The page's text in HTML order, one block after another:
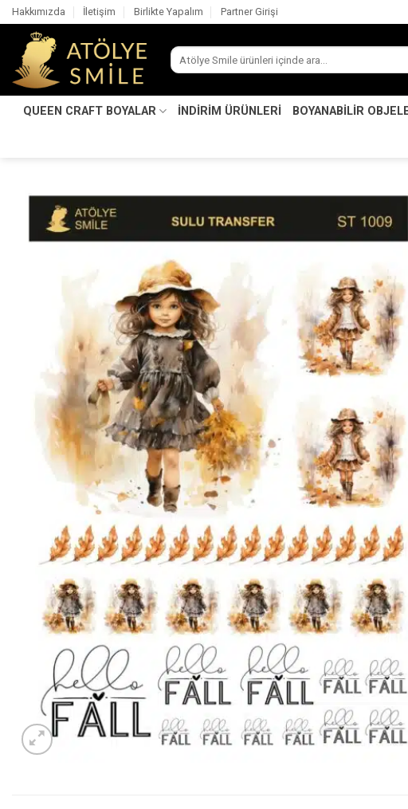
İçeriğe
atla
Hakkımızda İletişim Birlikte Yapalım Partner Girişi
Ara:
QUEEN CRAFT BOYALAR İNDİRİM ÜRÜNLERİ BOYANABİLİR